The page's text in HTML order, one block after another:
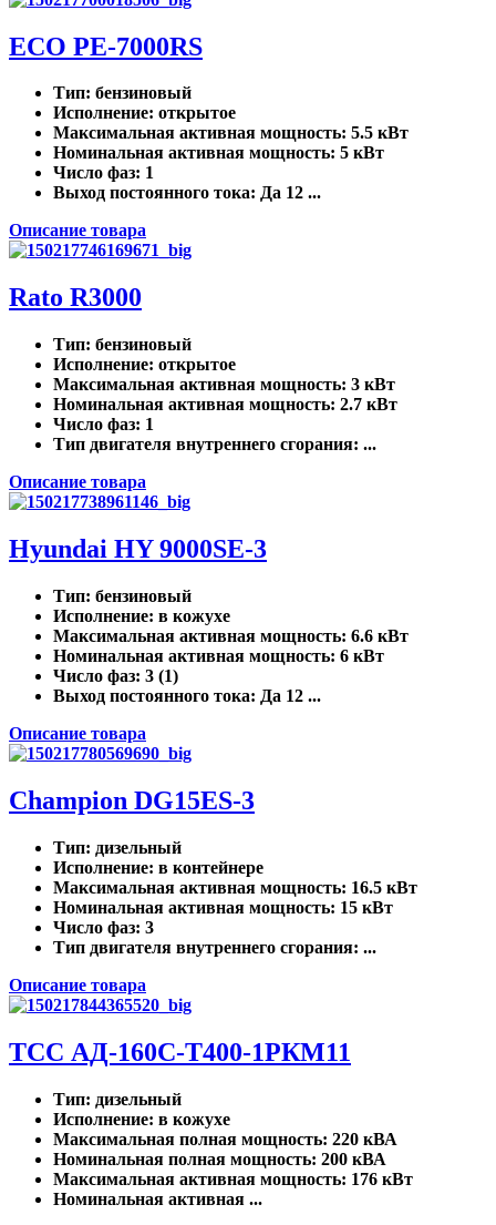
ECO PE-7000RS
Тип: бензиновый
Исполнение: открытое
Максимальная активная мощность: 5.5 кВт
Номинальная активная мощность: 5 кВт
Число фаз: 1
Выход постоянного тока: Да 12 ...
Описание товара
Rato R3000
Тип: бензиновый
Исполнение: открытое
Максимальная активная мощность: 3 кВт
Номинальная активная мощность: 2.7 кВт
Число фаз: 1
Тип двигателя внутреннего сгорания: ...
Описание товара
Hyundai HY 9000SE-3
Тип: бензиновый
Исполнение: в кожухе
Максимальная активная мощность: 6.6 кВт
Номинальная активная мощность: 6 кВт
Число фаз: 3 (1)
Выход постоянного тока: Да 12 ...
Описание товара
Champion DG15ES-3
Тип: дизельный
Исполнение: в контейнере
Максимальная активная мощность: 16.5 кВт
Номинальная активная мощность: 15 кВт
Число фаз: 3
Тип двигателя внутреннего сгорания: ...
Описание товара
ТСС АД-160С-Т400-1РКМ11
Тип: дизельный
Исполнение: в кожухе
Максимальная полная мощность: 220 кВА
Номинальная полная мощность: 200 кВА
Максимальная активная мощность: 176 кВт
Номинальная активная ...